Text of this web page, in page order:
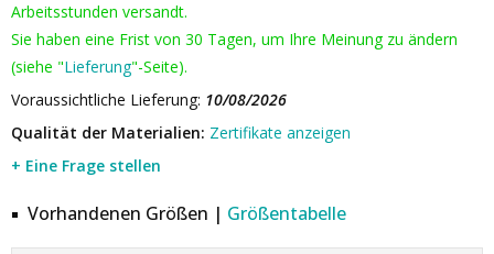
Arbeitsstunden versandt.
Sie haben eine Frist von 30 Tagen, um Ihre Meinung zu ändern
(siehe "Lieferung"-Seite).
Voraussichtliche Lieferung: 10/08/2026
Qualität der Materialien: Zertifikate anzeigen
+ Eine Frage stellen
Vorhandenen Größen | Größentabelle